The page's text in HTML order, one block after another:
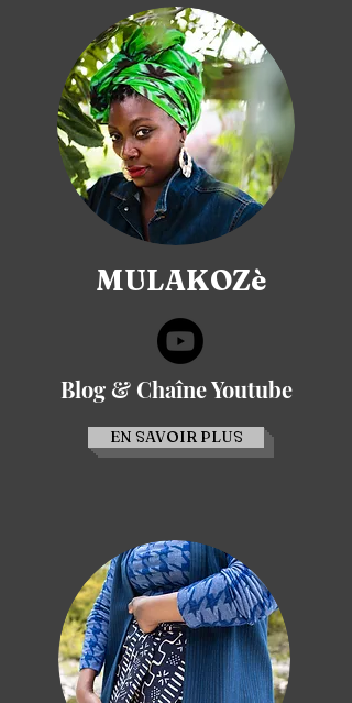
MULAKOZè
Blog & Chaîne Youtube
EN SAVOIR PLUS